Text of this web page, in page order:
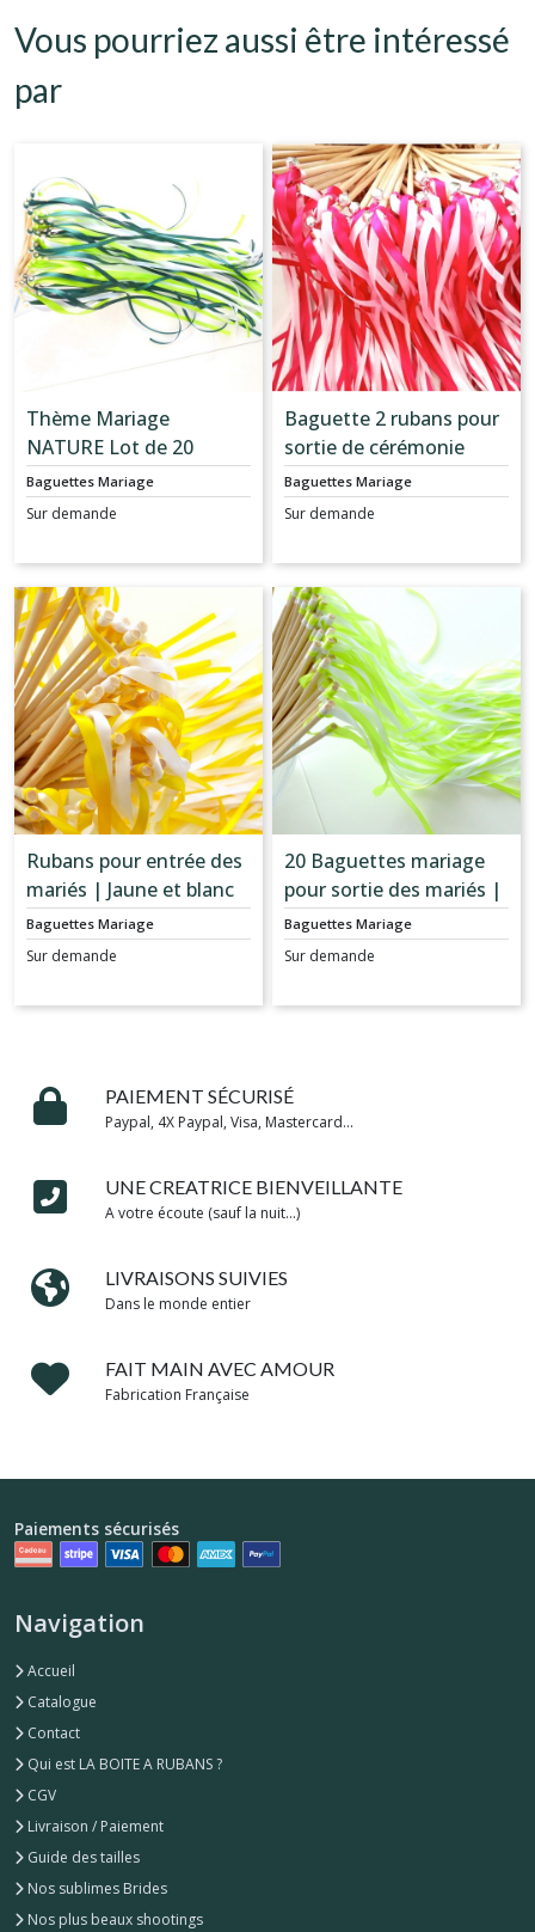
Vous pourriez aussi être intéressé
par
Thème Mariage
NATURE Lot de 20
Baguettes 2 Rubans
pour Haie d'honneur
Baguettes Mariage
Sur demande
Baguette 2 rubans pour
sortie de cérémonie
avec grelots mariage -
Lot de 20 - Thème
Baguettes Mariage
Sur demande
Rubans pour entrée des
mariés | Jaune et blanc
Baguettes Mariage
Sur demande
20 Baguettes mariage
pour sortie des mariés |
Vert anis et blanc
Baguettes Mariage
Sur demande
PAIEMENT SÉCURISÉ
Paypal, 4X Paypal, Visa, Mastercard...
UNE CREATRICE BIENVEILLANTE
A votre écoute (sauf la nuit...)
LIVRAISONS SUIVIES
Dans le monde entier
FAIT MAIN AVEC AMOUR
Fabrication Française
Paiements sécurisés
Navigation
Accueil
Catalogue
Contact
Qui est LA BOITE A RUBANS ?
CGV
Livraison / Paiement
Guide des tailles
Nos sublimes Brides
Nos plus beaux shootings